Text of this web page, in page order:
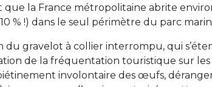
la France métropolitaine abrite
% !) dans le seul périmètre du parc
du gravelot à collier interrompu, qui
de la fréquentation touristique sur les
involontaire des œufs,